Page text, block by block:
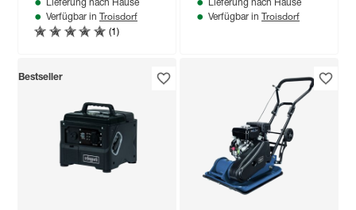
Lieferung nach Hause
Verfügbar in Troisdorf
(1)
Lieferung nach Hause
Verfügbar in Troisdorf
Bestseller